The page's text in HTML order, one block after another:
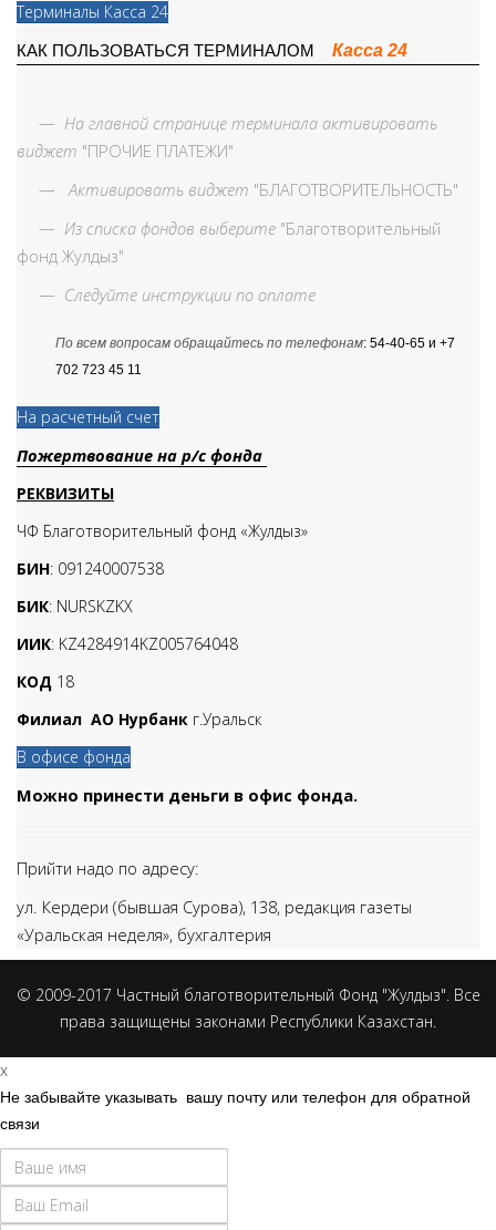
Терминалы Касса 24
КАК ПОЛЬЗОВАТЬСЯ ТЕРМИНАЛОМ Касса 24
— На главной странице терминала активировать
виджет "ПРОЧИЕ ПЛАТЕЖИ"
— Активировать виджет "БЛАГОТВОРИТЕЛЬНОСТЬ"
— Из списка фондов выберите "Благотворительный
фонд Жулдыз"
— Следуйте инструкции по оплате
По всем вопросам обращайтесь по телефонам: 54-40-65 и +7
702 723 45 11
На расчетный счет
Пожертвование на р/с фонда
РЕКВИЗИТЫ
ЧФ Благотворительный фонд «Жулдыз»
БИН: 091240007538
БИК: NURSKZKX
ИИК: KZ4284914KZ005764048
КОД 18
Филиал АО Нурбанк г.Уральск
В офисе фонда
Можно принести деньги в офис фонда.
Прийти надо по адресу:
ул. Кердери (бывшая Сурова), 138, редакция газеты
«Уральская неделя», бухгалтерия
© 2009-2017 Частный благотворительный Фонд "Жулдыз". Все
права защищены законами Республики Казахстан.
x
Не забывайте указывать вашу почту или телефон для обратной
связи